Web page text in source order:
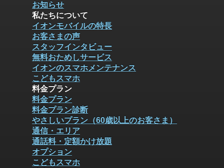
お知らせ
私たちについて
イオンモバイルの特長
お客さまの声
スタッフインタビュー
無料おためしサービス
イオンのスマホメンテナンス
こどもスマホ
料金プラン
料金プラン
料金プラン診断
やさしいプラン（60歳以上のお客さま）
通信・エリア
通話料・定額かけ放題
オプション
こどもスマホ